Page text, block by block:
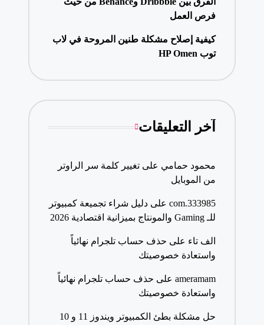
فرص العمل
كيفية إصلاح مشكلة طنين المروحة في لاب
توب HP Omen
آخر التعليقات
محمود حمامي على تغيير كلمة سر الراوتر
من الموبايل
333985.com على دليل شراء تجميعة كمبيوتر
للـ Gaming والمونتاج بميزانية اقتصادية 2026
الف تاء على حذف حساب تلجرام نهائياً
واستعادة خصوصيتك
ameramamعلى حذف حساب تلجرام نهائياً
واستعادة خصوصيتك
حل مشكلة بطئ الكمبيوتر ويندوز 11 و 10